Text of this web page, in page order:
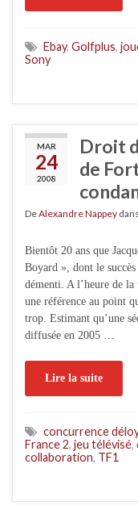
Ebay, Golfplus,
Sony
MAR
24
2008
Droit
de
DeAlexandre Nappey
Bientôt 20 ans que
Boyard », dont le succès
démenti. A l’heure de la
une référence au point
trop. Estimant qu’une
diffusée en 2005 …
Lire la suite
concurrence
France 2, jeu télévisé,
collaboration, TF1